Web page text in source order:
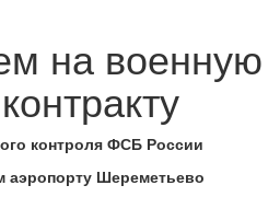
на военную
контроля ФСБ России
аэропорту Шереметьево